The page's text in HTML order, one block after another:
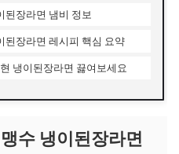
된장라면 냄비 정보
된장라면 레시피 핵심 요약
냉이된장라면 끓여보세요
수 냉이된장라면